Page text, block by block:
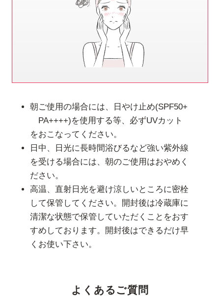
はい【ユーステストを実施いただきお肌に異常がない
ことを確認の上、ご使用ください。】
使用部位に異常(傷、はれもの、湿疹、赤み、か
ぶれなど)はありますか？
はい【皮膚科専門医にご相談ください。】
質問4
現在、医療機関でニキビの治療をうけている、
もしくは皮膚のお薬(ニキビ外用薬やステロイド
外用薬など)を処方されていますか？
いいえ
質問5 乾燥肌、もしくは敏感肌ですか？
いいえ
はい【使用方法をよく読んで、注意してご使用くださ
ーリング、医療機関でレーザー治療をしていま
朝ご使用の場合には、日やけ止め(SPF50+
PA++++)を使用する等、必ずUVカット
をおこなってください。
日中、日光に長時間浴びるなど強い紫外線
を受ける場合には、朝のご使用はおやめく
ださい。
高温、直射日光を避け涼しいところに密栓
して保管してください。開封後は冷蔵庫に
清潔な状態で保管していただくことをおす
すめしております。開封後はできるだけ早
くお使い下さい。
よくあるご質問